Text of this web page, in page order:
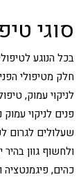
סוגי
בכל הנוגע
חלק מטיפולי
לניקוי עמוק,
פנים לניקוי
שעלולים לגרום
ולחשוף גוון
כהים, פיגמנטציה